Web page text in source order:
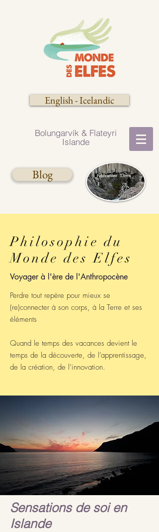
English - Icelandic
Bolungarvík​​ & Flateyri
Islande
Blog
Philosophie du
Monde des Elfes
Voyager à l'ère de l'Anthropocène
Perdre tout repère pour mieux se
(re)connecter à son corps, à la Terre et ses
éléments
Quand le temps des vacances devient le
temps de la découverte, de l’apprentissage,
de la création, de l’innovation.
Sensations de soi en
Islande